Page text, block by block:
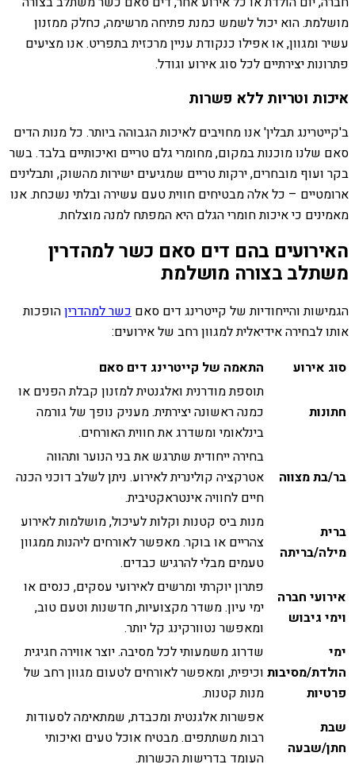
מושלמת. הוא יכול לשמש כמנת פתיחה מרשימה, כחלק ממזנון
עשיר ומגוון, או אפילו כנקודת עניין מרכזית בתפריט. אנו מציעים
פתרונות יצירתיים לכל סוג אירוע וגודל.
איכות וטריות ללא פשרות
ב'קייטרינג תבלין' אנו מחויבים לאיכות הגבוהה ביותר. כל מנות הדים
סאם שלנו מוכנות במקום, מחומרי גלם טריים ואיכותיים בלבד. בשר
בקר ועוף מובחרים, ירקות טריים שמגיעים ישירות מהשוק, ותבלינים
ארומטיים – כל אלה מבטיחים חווית טעם עשירה ובלתי נשכחת. אנו
מאמינים כי איכות חומרי הגלם היא המפתח למנה מוצלחת.
האירועים בהם דים סאם כשר למהדרין
משתלב בצורה מושלמת
הגמישות והייחודיות של קייטרינג דים סאם כשר למהדריןהופכות
אותו לבחירה אידיאלית למגוון רחב של אירועים:
סוג אירוע
התאמה של קייטרינג דים סאם
חתונות
תוספת מודרנית ואלגנטית למזנון קבלת הפנים או
כמנה ראשונה יצירתית. מעניק נופך של גורמה
בינלאומי ומשדרג את חווית האורחים.
בר/בת מצווה
בחירה ייחודית שתרגש את בני הנוער ותהווה
אטרקציה קולינרית לאירוע. ניתן לשלב דוכני הכנה
חיים לחוויה אינטראקטיבית.
ברית
מילה/בריתה
מנות ביס קטנות וקלות לעיכול, מושלמות לאירוע
צהריים או בוקר. מאפשר לאורחים ליהנות ממגוון
טעמים מבלי להרגיש כבדים.
אירועי חברה
וימי גיבוש
פתרון יוקרתי ומרשים לאירועי עסקים, כנסים או
ימי עיון. משדר מקצועיות, חדשנות וטעם טוב,
ומאפשר נטוורקינג קל יותר.
ימי
הולדת/מסיבות
פרטיות
שדרוג משמעותי לכל מסיבה. יוצר אווירה חגיגית
וכיפית, ומאפשר לאורחים לטעום מגוון רחב של
מנות קטנות.
שבת
חתן/שבעה
אפשרות אלגנטית ומכבדת, שמתאימה לסעודות
רבות משתתפים. מבטיח אוכל טעים ואיכותי
העומד בדרישות הכשרות.